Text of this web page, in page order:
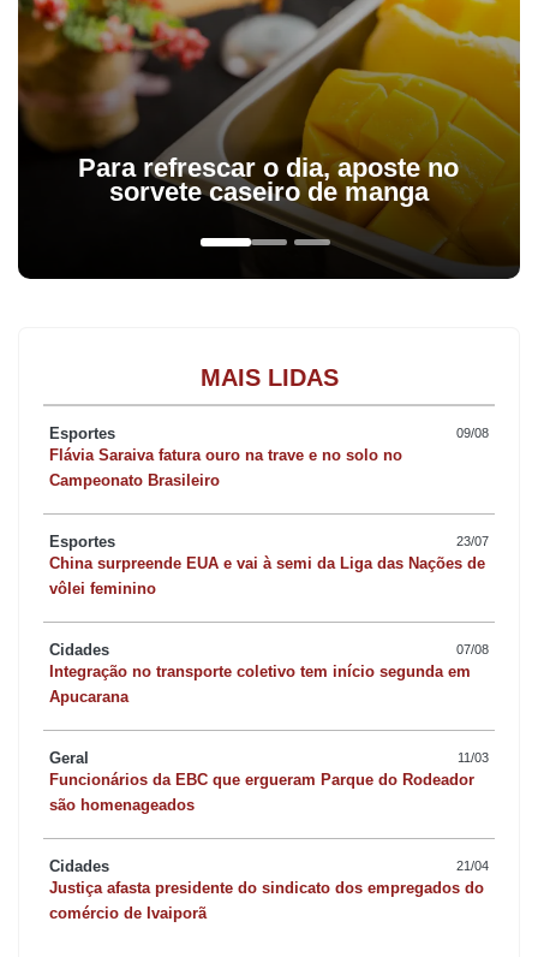
Para refrescar o dia, aposte no
sorvete caseiro de manga
MAIS LIDAS
Esportes 09/08
Flávia Saraiva fatura ouro na trave e no solo no
Campeonato Brasileiro
Esportes 23/07
China surpreende EUA e vai à semi da Liga das Nações de
vôlei feminino
Cidades 07/08
Integração no transporte coletivo tem início segunda em
Apucarana
Geral 11/03
Funcionários da EBC que ergueram Parque do Rodeador
são homenageados
Cidades 21/04
Justiça afasta presidente do sindicato dos empregados do
comércio de Ivaiporã